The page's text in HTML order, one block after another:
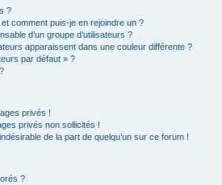
?
comment puis-je en rejoindre un ?
d’un groupe d’utilisateurs ?
apparaissent dans une couleur différente ?
par défaut » ?
privés !
privés non sollicités !
de la part de quelqu’un sur ce forum !
?